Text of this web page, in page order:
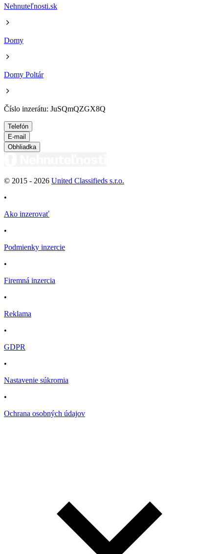
Nehnuteľnosti.sk
Domy
Domy Poltár
Číslo inzerátu: JuSQmQZGX8Q
Telefón
E-mail
Obhliadka
© 2015 - 2026 United Classifieds s.r.o.
•
Ako inzerovať
•
Podmienky inzercie
•
Firemná inzercia
•
Reklama
•
GDPR
•
Nastavenie súkromia
•
Ochrana osobných údajov